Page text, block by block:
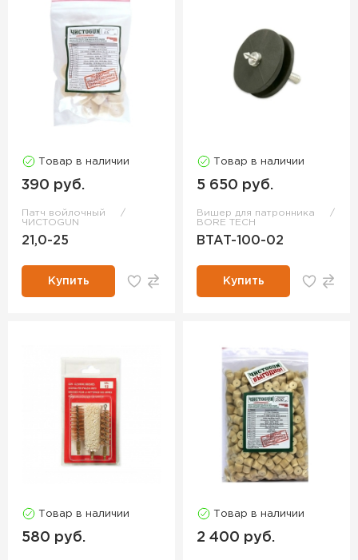
Товар в наличии
390 руб.
Патч войлочный
ЧИСТОGUN
21,0-25
Купить
Товар в наличии
5 650 руб.
Вишер для патронника
BORE TECH
BTAT-100-02
Купить
Товар в наличии
580 руб.
Товар в наличии
2 400 руб.